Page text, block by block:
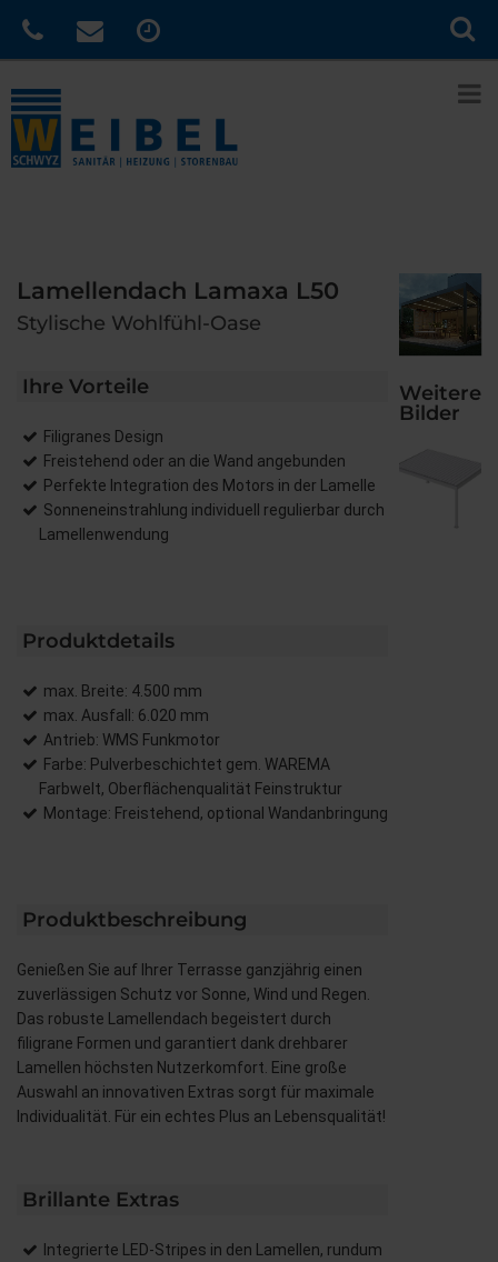
Lamellendach Lamaxa L50
Stylische Wohlfühl-Oase
Ihre Vorteile
Filigranes Design
Freistehend oder an die Wand angebunden
Perfekte Integration des Motors in der Lamelle
Sonneneinstrahlung individuell regulierbar durch
Lamellenwendung
Produktdetails
max. Breite: 4.500 mm
max. Ausfall: 6.020 mm
Antrieb: WMS Funkmotor
Farbe: Pulverbeschichtet gem. WAREMA
Farbwelt, Oberflächenqualität Feinstruktur
Montage: Freistehend, optional Wandanbringung
Produktbeschreibung
Genießen Sie auf Ihrer Terrasse ganzjährig einen
zuverlässigen Schutz vor Sonne, Wind und Regen.
Das robuste Lamellendach begeistert durch
filigrane Formen und garantiert dank drehbarer
Lamellen höchsten Nutzerkomfort. Eine große
Auswahl an innovativen Extras sorgt für maximale
Individualität. Für ein echtes Plus an Lebensqualität!
Brillante Extras
Integrierte LED-Stripes in den Lamellen, rundum
Weitere
Bilder